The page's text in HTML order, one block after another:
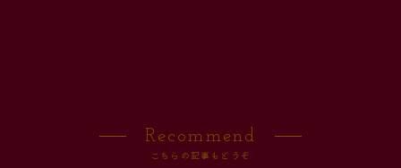
Recommend
こちらの記事もどうぞ